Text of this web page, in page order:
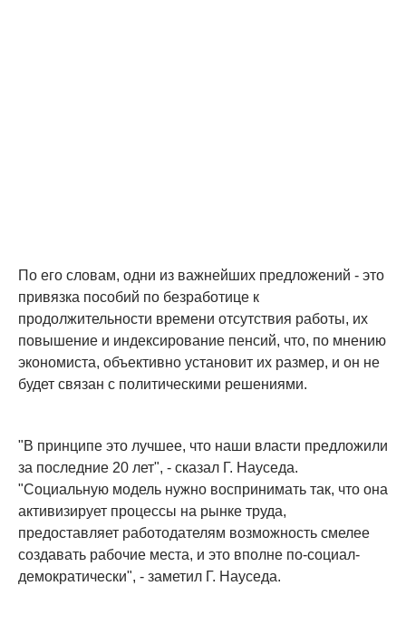
По его словам, одни из важнейших предложений - это
привязка пособий по безработице к
продолжительности времени отсутствия работы, их
повышение и индексирование пенсий, что, по мнению
экономиста, объективно установит их размер, и он не
будет связан с политическими решениями.
"В принципе это лучшее, что наши власти предложили
за последние 20 лет", - сказал Г. Науседа.
"Социальную модель нужно воспринимать так, что она
активизирует процессы на рынке труда,
предоставляет работодателям возможность смелее
создавать рабочие места, и это вполне по-социал-
демократически", - заметил Г. Науседа.